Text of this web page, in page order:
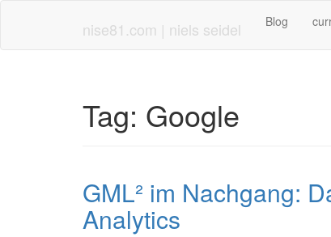
nise81.com | niels seidel Blog
Tag: Google
GML² im Nachgang:
Analytics